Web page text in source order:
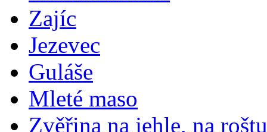
Zajíc
Jezevec
Guláše
Mleté maso
Zvěřina na jehle, na roštu